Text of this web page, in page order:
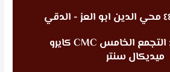
فرع القاهرة : التجمع الخامس CMC كايرو
ميديكال سنتر